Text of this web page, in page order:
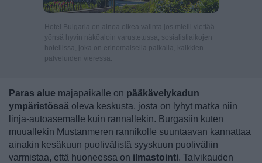
Hotel Bulgaria on ainoa oikea valinta jos mielii viettää
yönsä hyvin näköaloin varustetussa, sosialistiaikojen
hotellissa, joka on erinomaisella paikalla, kaikkien
palveluiden vieressä.
Paras alue majapaikalle on pääkävelykadun
ympäristössä oleva keskusta, josta on lyhyt matka niin
linja-autoasemalle kuin rannallekin. Burgasiin kuten
muuallekin Mustanmeren rannikolle suuntaavan kannattaa
ainakin kesäkuun puolivälistä syyskuun puoliväliin
varmistaa, että huoneessa on ilmastointi. Talvikauden